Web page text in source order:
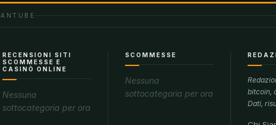
RECENSIONI SITI
SCOMMESSE E
CASINÒ ONLINE
Nessuna
sottocategoria per ora
SCOMMESSE
Nessuna
sottocategoria per ora
bitcoin,
Dati,